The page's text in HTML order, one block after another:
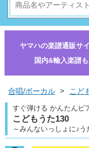
ヤマハの楽譜通販サ
国内&輸入楽譜
合唱/ボーカル > こど
すぐ弾ける かんたんピ
こどもうた130
～みんないっしょに♪う